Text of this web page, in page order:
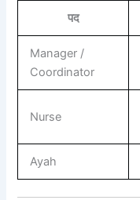
पद
Manager /
Coordinator
Nurse
Ayah